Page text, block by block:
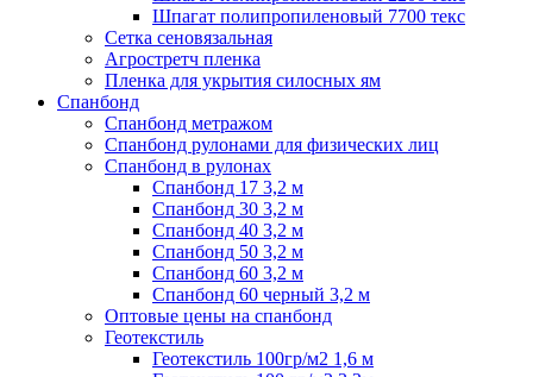
Шпагат полипропиленовый 7700 текс
Сетка сеновязальная
Агростретч пленка
Пленка для укрытия силосных ям
Спанбонд
Спанбонд метражом
Спанбонд рулонами для физических лиц
Спанбонд в рулонах
Спанбонд 17 3,2 м
Спанбонд 30 3,2 м
Спанбонд 40 3,2 м
Спанбонд 50 3,2 м
Спанбонд 60 3,2 м
Спанбонд 60 черный 3,2 м
Оптовые цены на спанбонд
Геотекстиль
Геотекстиль 100гр/м2 1,6 м